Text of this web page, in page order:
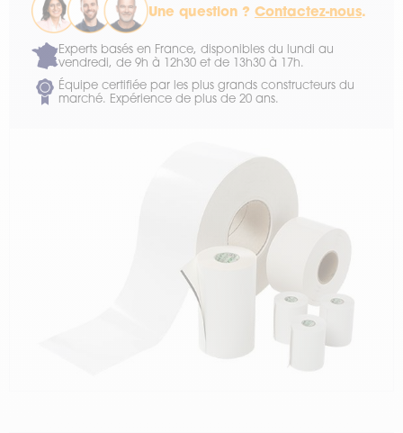
Une question ? Contactez-nous.
Experts basés en France, disponibles du lundi au
vendredi, de 9h à 12h30 et de 13h30 à 17h.
Équipe certifiée par les plus grands constructeurs du
marché. Expérience de plus de 20 ans.